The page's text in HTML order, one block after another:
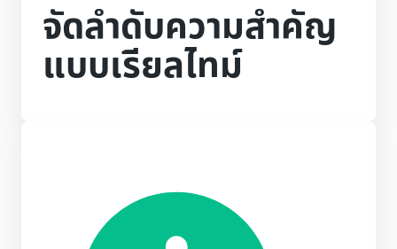
จัดลำดับความสำคัญ
แบบเรียลไทม์